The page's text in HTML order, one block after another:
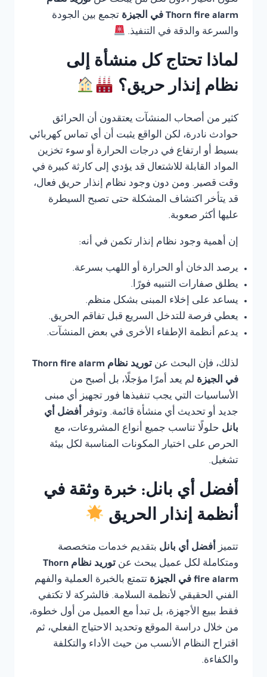
Thorn fire alarm في الجيزة
تجمع بين الجودة
والسرعة والدقة في التنفيذ.
لماذا تحتاج كل منشأة إلى
نظام إنذار حريق؟
كثير من أصحاب المنشآت يعتقدون أن الحرائق
حوادث نادرة، لكن الواقع يثبت أن أي تماس كهربائي
بسيط أو ارتفاع في درجات الحرارة أو سوء تخزين
المواد القابلة للاشتعال قد يؤدي إلى كارثة كبيرة في
وقت قصير. ومن دون وجود نظام إنذار حريق فعال،
قد يتأخر اكتشاف المشكلة حتى تصبح السيطرة
عليها أكثر صعوبة.
إن أهمية وجود نظام إنذار تكمن في أنه:
يرصد الدخان أو الحرارة أو اللهب بسرعة.
يطلق صفارات التنبيه فورًا.
يساعد على إخلاء المبنى بشكل منظم.
يعطي فرصة للتدخل السريع قبل تفاقم الحريق.
يدعم أنظمة الإطفاء الأخرى في بعض المنشآت.
لذلك، فإن البحث عن
توريد نظام Thorn fire alarm
في الجيزة لم يعد أمرًا مؤجلًا، بل أصبح من
الأساسيات التي يجب تنفيذها فور تجهيز أي مبنى
جديد أو تحديث أي منشأة قائمة. وتوفر أفضل أي
بانل حلولًا تناسب جميع أنواع المشروعات، مع
الحرص على اختيار المكونات المناسبة لكل بيئة
تشغيل.
أفضل أي بانل: خبرة وثقة في
أنظمة إنذار الحريق
تتميز أفضل أي بانل بتقديم خدمات متخصصة
ومتكاملة لكل عميل يبحث عن
توريد نظام Thorn
fire alarm في الجيزة
تتمتع بالخبرة العملية والفهم
الفني الحقيقي لأنظمة السلامة. فالشركة لا تكتفي
فقط ببيع الأجهزة، بل تبدأ مع العميل من أول خطوة،
من خلال دراسة الموقع وتحديد الاحتياج الفعلي، ثم
اقتراح النظام الأنسب من حيث الأداء والتكلفة
والكفاءة.